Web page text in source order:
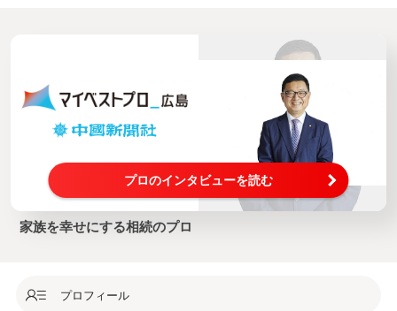
プロのインタビューを読む
家族を幸せにする相続のプロ
プロフィール